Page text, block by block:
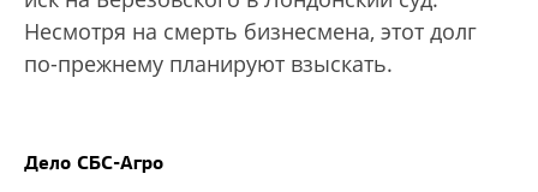
Несмотря на смерть бизнесмена, этот долг
по-прежнему планируют взыскать.
Дело СБС-Агро